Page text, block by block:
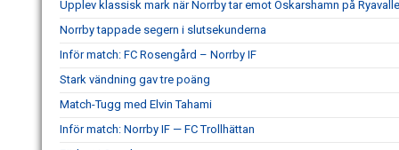
Upplev klassisk mark när Norrby tar emot Oskarshamn på
Norrby tappade segern i slutsekunderna
Inför match: FC Rosengård – Norrby IF
Stark vändning gav tre poäng
Match-Tugg med Elvin Tahami
Inför match: Norrby IF — FC Trollhättan